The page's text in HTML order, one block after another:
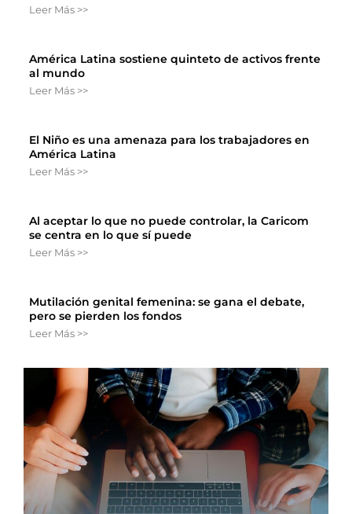
Leer Más >>
América Latina sostiene quinteto de activos frente
al mundo
Leer Más >>
El Niño es una amenaza para los trabajadores en
América Latina
Leer Más >>
Al aceptar lo que no puede controlar, la Caricom
se centra en lo que sí puede
Leer Más >>
Mutilación genital femenina: se gana el debate,
pero se pierden los fondos
Leer Más >>